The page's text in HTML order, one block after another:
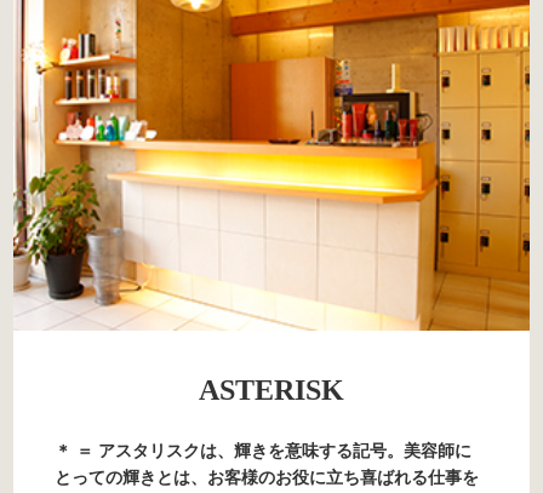
ASTERISK
＊ ＝ アスタリスクは、輝きを意味する記号。美容師に
とっての輝きとは、お客様のお役に立ち喜ばれる仕事を